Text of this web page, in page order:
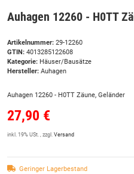
Auhagen 12260 - H0TT
Artikelnummer: 29-12260
GTIN: 4013285122608
Kategorie: Häuser/Bausätze
Hersteller: Auhagen
Auhagen 12260 - H0TT Zäune, Geländer
27,90 €
inkl. 19% USt. , zzgl. Versand
Geringer Lagerbestand